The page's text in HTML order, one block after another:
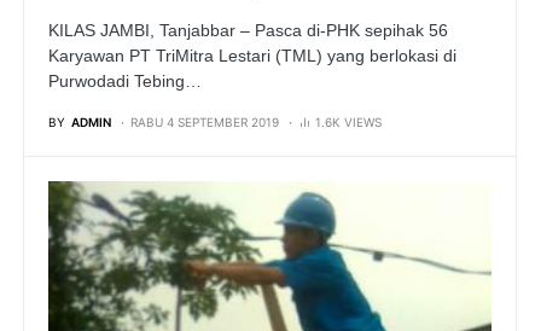
KILAS JAMBI, Tanjabbar – Pasca di-PHK sepihak 56
Karyawan PT TriMitra Lestari (TML) yang berlokasi di
Purwodadi Tebing…
BY ADMIN RABU 4 SEPTEMBER 2019 1.6K VIEWS